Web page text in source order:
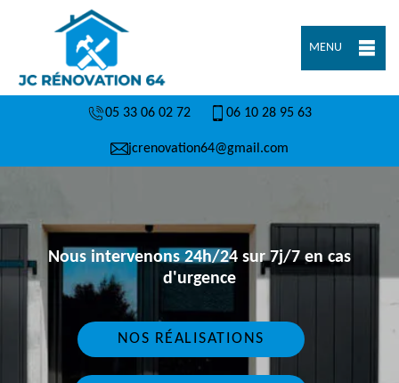
MENU
05 33 06 02 72 06 10 28 95 63
jcrenovation64@gmail.com
Nous intervenons 24h/24 sur 7j/7 en cas
d'urgence
NOS RÉALISATIONS